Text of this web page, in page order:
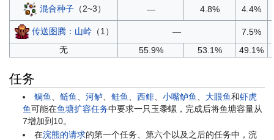
混合种子 （2~3） — 4.8% 4.4%
传送图腾：山岭 （1） — 7.5%
无
55.9% 53.1% 49.1%
任务
鲷鱼、鲢鱼、河鲈、鲑鱼、西鲱、小嘴鲈鱼、 大眼鱼和虾虎
鱼可能在鱼塘扩容任务中要求一只玉黍螺，完成后将鱼塘容量从
7增加到10。
在浣熊的请求的第一个任务、第六个以及之后的任务中，浣